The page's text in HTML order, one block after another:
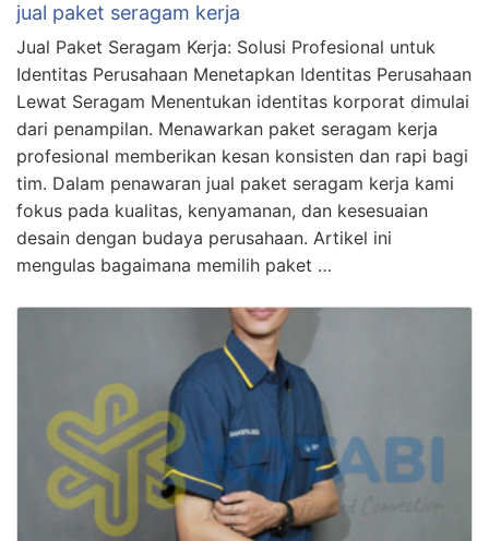
jual paket seragam kerja
Jual Paket Seragam Kerja: Solusi Profesional untuk
Identitas Perusahaan Menetapkan Identitas Perusahaan
Lewat Seragam Menentukan identitas korporat dimulai
dari penampilan. Menawarkan paket seragam kerja
profesional memberikan kesan konsisten dan rapi bagi
tim. Dalam penawaran jual paket seragam kerja kami
fokus pada kualitas, kenyamanan, dan kesesuaian
desain dengan budaya perusahaan. Artikel ini
mengulas bagaimana memilih paket …